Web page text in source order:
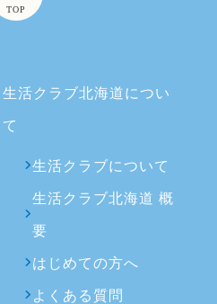
TOP
生活クラブ北海道につい
て
生活クラブについて
生活クラブ北海道 概
要
はじめての方へ
よくある質問